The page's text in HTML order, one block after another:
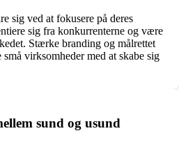
sig ved at fokusere på deres
sig fra konkurrenterne og være
Stærke branding og målrettet
virksomheder med at skabe sig
sund og usund